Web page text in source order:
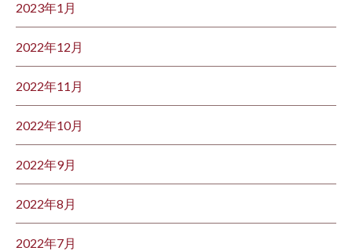
2023年1月
2022年12月
2022年11月
2022年10月
2022年9月
2022年8月
2022年7月